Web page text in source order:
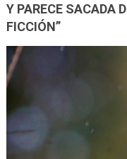
Y PARECE SACADA
FICCIÓN”